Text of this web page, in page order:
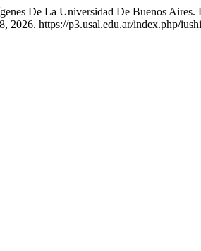
De La Universidad De Buenos
2026. https://p3.usal.edu.ar/index.php/